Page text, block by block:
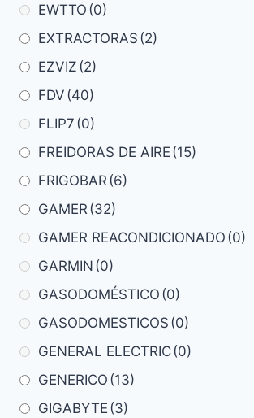
EWTTO (0)
EXTRACTORAS (2)
EZVIZ (2)
FDV (40)
FLIP7 (0)
FREIDORAS DE AIRE (15)
FRIGOBAR(6)
GAMER(32)
GAMER REACONDICIONADO (0)
GARMIN (0)
GASODOMÉSTICO (0)
GASODOMESTICOS (0)
GENERAL ELECTRIC(0)
GENERICO (13)
GIGABYTE (3)